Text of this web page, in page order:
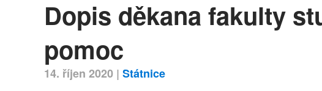
Dopis děkana fakulty
pomoc
14. říjen 2020 | Státnice